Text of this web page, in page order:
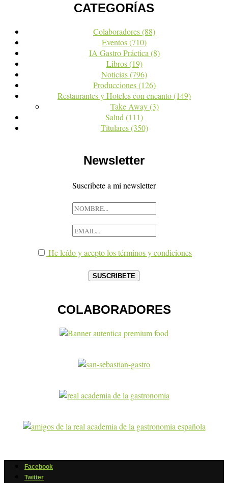
CATEGORÍAS
Colaboradores(88)
Eventos(710)
IA Gastro Práctica (8)
Libros(19)
Noticias(796)
Producciones(126)
Restaurantes y Hoteles con encanto(149)
Take Away(3)
Salud (111)
Titulares(350)
Newsletter
Suscribete a mi newsletter
He leído y acepto los términos y condiciones
COLABORADORES
Facebook
Twitter